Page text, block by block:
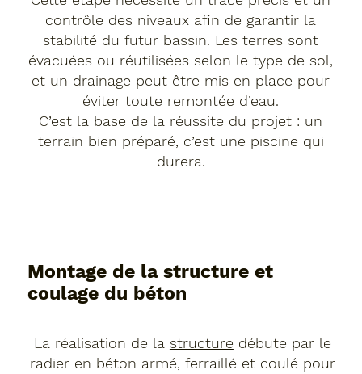
contrôle des niveaux afin de garantir la
stabilité du futur bassin. Les terres sont
évacuées ou réutilisées selon le type de sol,
et un drainage peut être mis en place pour
éviter toute remontée d’eau.
C’est la base de la réussite du projet : un
terrain bien préparé, c’est une piscine qui
durera.
Montage de la structure et
coulage du béton
La réalisation de la structure débute par le
radier en béton armé, ferraillé et coulé pour